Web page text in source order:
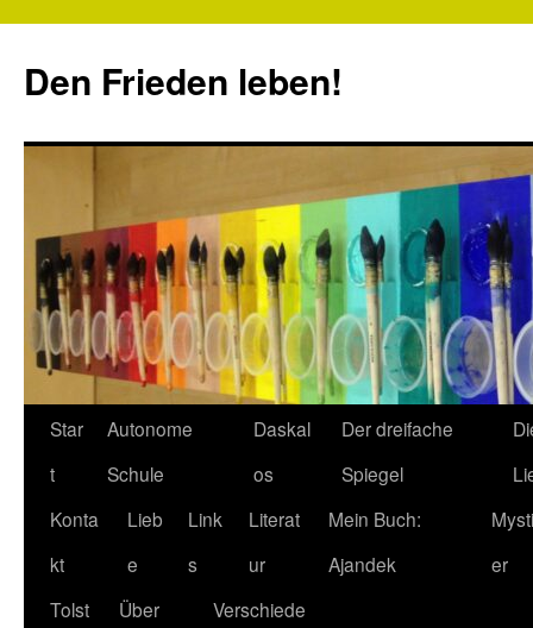
springen
Den Frieden leben!
Star
t
Autonome
Schule
Daskal
os
Der dreifache
Spiegel
Konta
kt
Lieb
e
Link
s
Literat
ur
Mein Buch:
Ajandek
er
Tolst
Über
Verschiede